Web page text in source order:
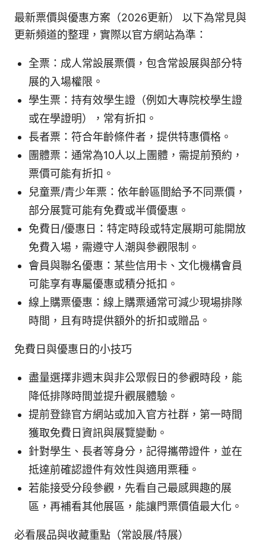
最新票價與優惠方案（2026更新） 以下為常見與
更新頻道的整理，實際以官方網站為準：
全票：成人常設展票價，包含常設展與部分特
展的入場權限。
學生票：持有效學生證（例如大專院校學生證
或在學證明），常有折扣。
長者票：符合年齡條件者，提供特惠價格。
團體票：通常為10人以上團體，需提前預約，
票價可能有折扣。
兒童票/青少年票：依年齡區間給予不同票價，
部分展覽可能有免費或半價優惠。
免費日/優惠日：特定時段或特定展期可能開放
免費入場，需遵守人潮與參觀限制。
會員與聯名優惠：某些信用卡、文化機構會員
可能享有專屬優惠或積分抵扣。
線上購票優惠：線上購票通常可減少現場排隊
時間，且有時提供額外的折扣或贈品。
免費日與優惠日的小技巧
盡量選擇非週末與非公眾假日的參觀時段，能
降低排隊時間並提升觀展體驗。
提前登錄官方網站或加入官方社群，第一時間
獲取免費日資訊與展覽變動。
針對學生、長者等身分，記得攜帶證件，並在
抵達前確認證件有效性與適用票種。
若能接受分段參觀，先看自己最感興趣的展
區，再補看其他展區，能讓門票價值最大化。
必看展品與收藏重點（常設展/特展）